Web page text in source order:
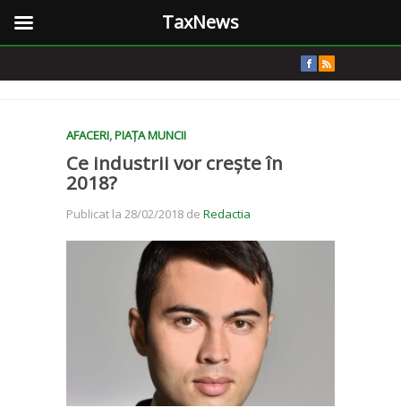
AFACERI,PIAȚA MUNCII
Ce industrii vor crește în
2018?
Publicat la 28/02/2018 de Redactia
TaxNews